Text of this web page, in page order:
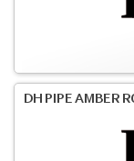
DH PIPE AMBER